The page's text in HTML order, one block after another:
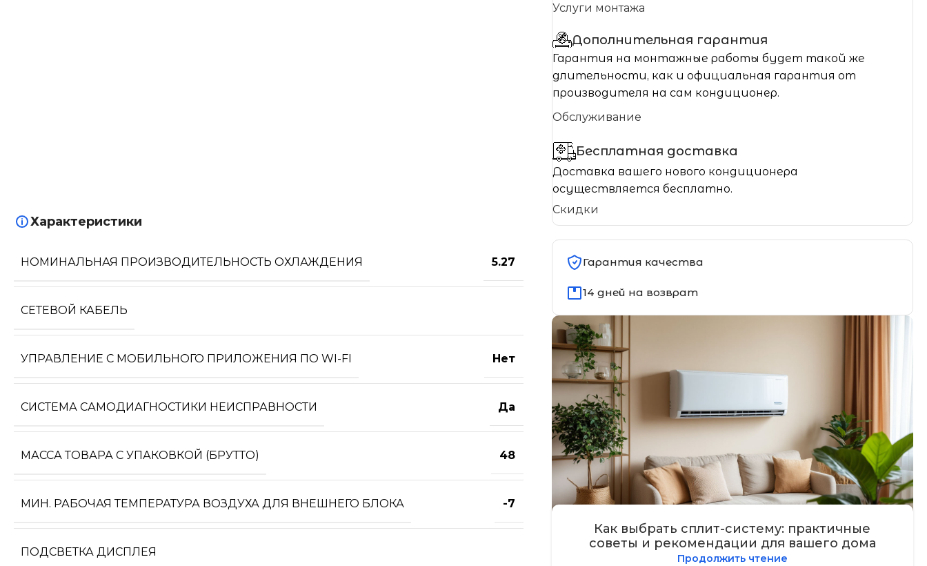
Характеристики
НОМИНАЛЬНАЯ ПРОИЗВОДИТЕЛЬНОСТЬ ОХЛАЖДЕНИЯ 5.27
СЕТЕВОЙ КАБЕЛЬ
УПРАВЛЕНИЕ C МОБИЛЬНОГО ПРИЛОЖЕНИЯ ПО WI-FI Нет
СИСТЕМА САМОДИАГНОСТИКИ НЕИСПРАВНОСТИ Да
МАССА ТОВАРА С УПАКОВКОЙ (БРУТТО) 48
МИН. РАБОЧАЯ ТЕМПЕРАТУРА ВОЗДУХА ДЛЯ ВНЕШНЕГО БЛОКА -7
ПОДСВЕТКА ДИСПЛЕЯ
Услуги монтажа
Дополнительная гарантия
Гарантия на монтажные работы будет такой же
длительности, как и официальная гарантия от
производителя на сам кондиционер.
Обслуживание
Бесплатная доставка
Доставка вашего нового кондиционера
осуществляется бесплатно.
Скидки
Гарантия качества
14 дней на возврат
Как выбрать сплит-систему: практичные
советы и рекомендации для вашего дома
Продолжить чтение